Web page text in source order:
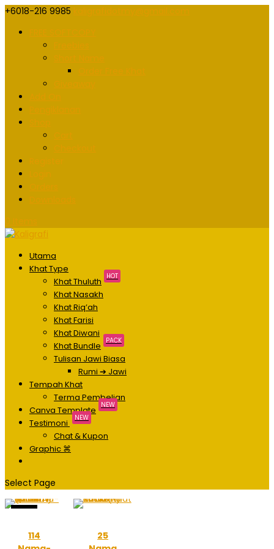
+6018-216 9985
Utama
Khat Type
Khat Thuluth
HOT
Khat Nasakh
Khat Riq’ah
Khat Farisi
Khat Diwani
Khat Bundle
PACK
Tulisan Jawi Biasa
Rumi ➔ Jawi
Tempah Khat
Terma Pembelian
Canva Template
NEW
Testimoni NEW
Chat & Kupon
Graphic ⌘
Select Page
114
25